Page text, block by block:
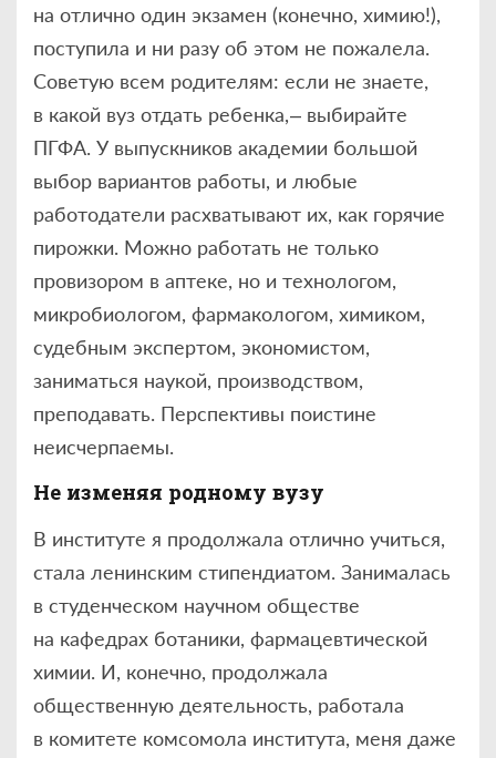
на отлично один экзамен (конечно, химию!),
поступила и ни разу об этом не пожалела.
Советую всем родителям: если не знаете,
в какой вуз отдать ребенка, – выбирайте
ПГФА. У выпускников академии большой
выбор вариантов работы, и любые
работодатели расхватывают их, как горячие
пирожки. Можно работать не только
провизором в аптеке, но и технологом,
микробиологом, фармакологом, химиком,
судебным экспертом, экономистом,
заниматься наукой, производством,
преподавать. Перспективы поистине
неисчерпаемы.
Не изменяя родному вузу
В институте я продолжала отлично учиться,
стала ленинским стипендиатом. Занималась
в студенческом научном обществе
на кафедрах ботаники, фармацевтической
химии. И, конечно, продолжала
общественную деятельность, работала
в комитете комсомола института, меня даже